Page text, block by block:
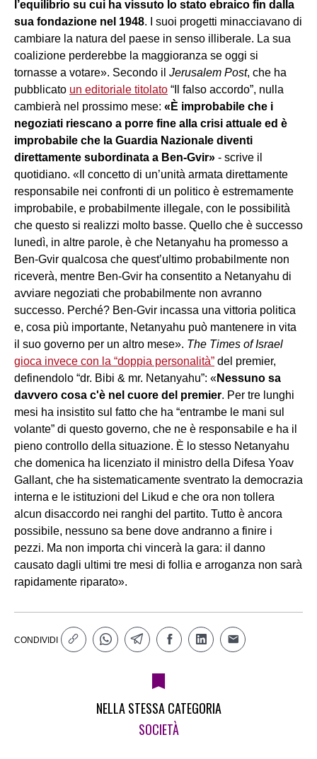
l’equilibrio su cui ha vissuto lo stato ebraico fin dalla
sua fondazione nel 1948. I suoi progetti minacciavano di
cambiare la natura del paese in senso illiberale. La sua
coalizione perderebbe la maggioranza se oggi si
tornasse a votare». Secondo il Jerusalem Post, che ha
pubblicato un editoriale titolato “Il falso accordo”, nulla
cambierà nel prossimo mese: «È improbabile che i
negoziati riescano a porre fine alla crisi attuale ed è
improbabile che la Guardia Nazionale diventi
direttamente subordinata a Ben-Gvir» - scrive il
quotidiano. «Il concetto di un’unità armata direttamente
responsabile nei confronti di un politico è estremamente
improbabile, e probabilmente illegale, con le possibilità
che questo si realizzi molto basse. Quello che è successo
lunedì, in altre parole, è che Netanyahu ha promesso a
Ben-Gvir qualcosa che quest’ultimo probabilmente non
riceverà, mentre Ben-Gvir ha consentito a Netanyahu di
avviare negoziati che probabilmente non avranno
successo. Perché? Ben-Gvir incassa una vittoria politica
e, cosa più importante, Netanyahu può mantenere in vita
il suo governo per un altro mese». The Times of Israel
gioca invece con la “doppia personalità” del premier,
definendolo “dr. Bibi & mr. Netanyahu”: «Nessuno sa
davvero cosa c'è nel cuore del premier. Per tre lunghi
mesi ha insistito sul fatto che ha “entrambe le mani sul
volante” di questo governo, che ne è responsabile e ha il
pieno controllo della situazione. È lo stesso Netanyahu
che domenica ha licenziato il ministro della Difesa Yoav
Gallant, che ha sistematicamente sventrato la democrazia
interna e le istituzioni del Likud e che ora non tollera
alcun disaccordo nei ranghi del partito. Tutto è ancora
possibile, nessuno sa bene dove andranno a finire i
pezzi. Ma non importa chi vincerà la gara: il danno
causato dagli ultimi tre mesi di follia e arroganza non sarà
rapidamente riparato».
CONDIVIDI
NELLA STESSA CATEGORIA
SOCIETÀ